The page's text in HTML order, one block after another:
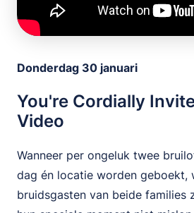
Donderdag 30 januari
You're Cordially
Video
Wanneer per ongeluk twee
dag én locatie worden geboekt,
bruidsgasten van beide families